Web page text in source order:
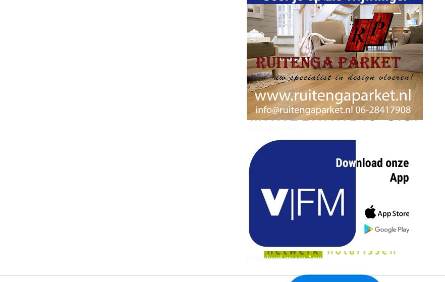
word vrijwilliger (1)
zielman
download onzze App